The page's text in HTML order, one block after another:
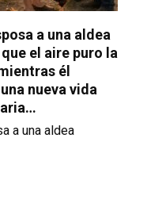
a una aldea
el aire puro la
él
nueva vida
a una aldea